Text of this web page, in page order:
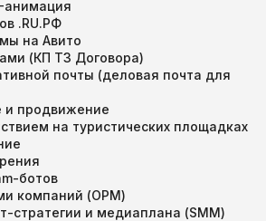
анимация
.RU.РФ
на Авито
(КП ТЗ Договора)
почты (деловая почта для
и продвижение
на туристических площадках
ботов
компаний (ОРМ)
стратегии и медиаплана (SMM)